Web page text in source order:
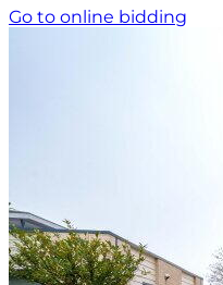
Go to online bidding